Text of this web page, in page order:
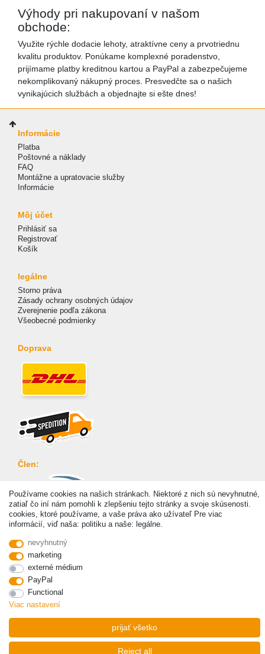
Výhody pri nakupovaní v našom
obchode:
Využite rýchle dodacie lehoty, atraktívne ceny a prvotriednu
kvalitu produktov. Ponúkame komplexné poradenstvo,
prijímame platby kreditnou kartou a PayPal a zabezpečujeme
nekomplikovaný nákupný proces. Presvedčte sa o našich
vynikajúcich službách a objednajte si ešte dnes!
Informácie
Platba
Poštovné a náklady
FAQ
Montážne a upratovacie služby
Informácie
Môj účet
Prihlásiť sa
Registrovať
Košík
legálne
Storno práva
Zásady ochrany osobných údajov
Zverejnenie podľa zákona
Všeobecné podmienky
Doprava
Člen:
Platba
Používame cookies na našich stránkach. Niektoré z nich sú nevyhnutné,
zatiaľ čo iní nám pomohli k zlepšeniu tejto stránky a svoje skúsenosti.
cookies, ktoré používame, a vaše práva ako užívateľ Pre viac
informácií, viď naša: politiku a naše: legálne.
nevyhnutný
marketing
externé médium
PayPal
Functional
Viac nastavení
prijať všetko
Reject all